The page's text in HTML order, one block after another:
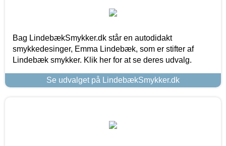
Bag LindebækSmykker.dk står en autodidakt
smykkedesinger, Emma Lindebæk, som er stifter af
Lindebæk smykker. Klik her for at se deres udvalg.
Se udvalget på LindebækSmykker.dk